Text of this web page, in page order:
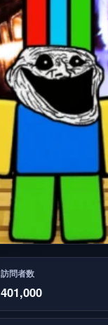
訪問者数
401,000